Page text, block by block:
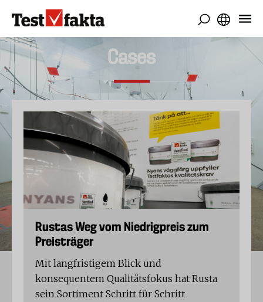
Inhalt
Cases
Rustas Weg vom Niedrigpreis zum
Preisträger
Mit langfristigem Blick und
konsequentem Qualitätsfokus hat Rusta
sein Sortiment Schritt für Schritt